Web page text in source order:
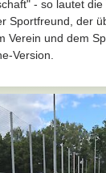
- so lautet die
Sportfreund, der
Verein und dem
Version.